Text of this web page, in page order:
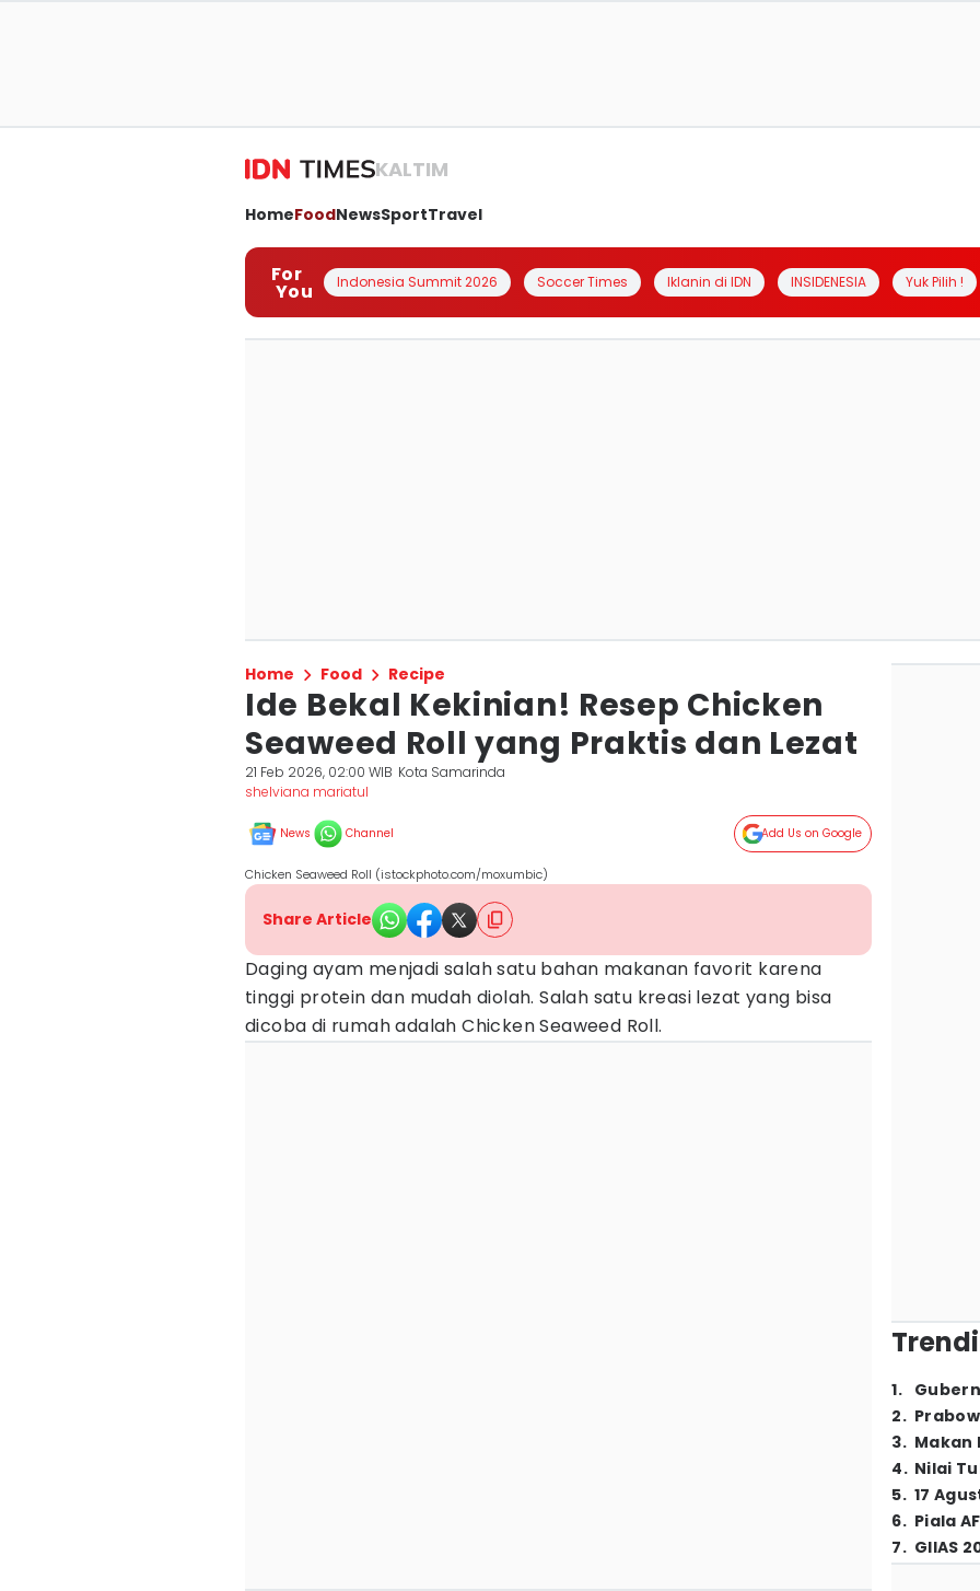
KALTIM
HomeFoodNewsSportTravel
For
You Indonesia Summit 2026 Soccer Times Iklanin di IDN INSIDENESIA Yuk Pilih !
Home Food Recipe
Ide Bekal Kekinian! Resep Chicken
Seaweed Roll yang Praktis dan Lezat
21 Feb 2026, 02:00 WIB Kota Samarinda
shelviana mariatul
News Channel Add Us on Google
Chicken Seaweed Roll (istockphoto.com/moxumbic)
Share Article
Daging ayam menjadi salah satu bahan makanan favorit karena
tinggi protein dan mudah diolah. Salah satu kreasi lezat yang bisa
dicoba di rumah adalah Chicken Seaweed Roll.
1.
2.
3. Makan
4. Nilai
5. 17
6. Piala
7. GIIAS